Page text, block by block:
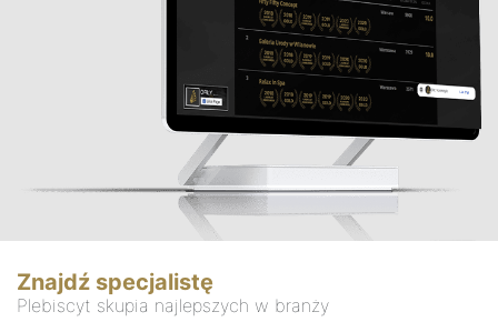
Znajdź specjalistę
Plebiscyt skupia najlepszych w branży